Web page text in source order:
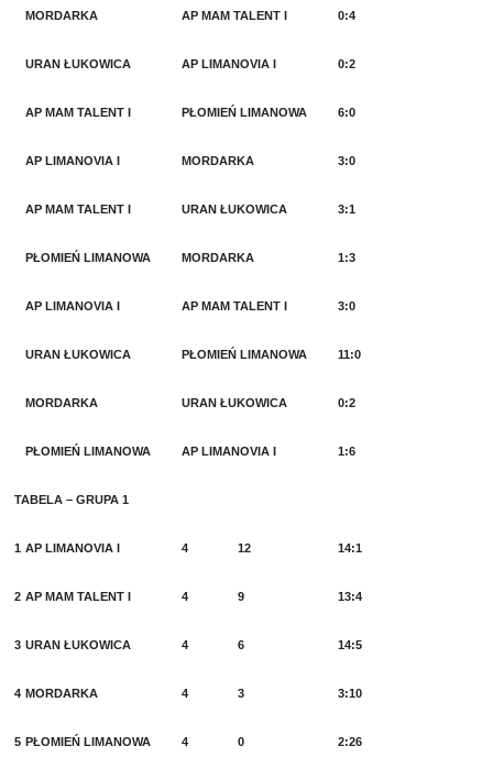
MORDARKA AP MAM TALENT I 0:4
URAN ŁUKOWICA AP LIMANOVIA I 0:2
AP MAM TALENT I PŁOMIEŃ LIMANOWA 6:0
AP LIMANOVIA I MORDARKA 3:0
AP MAM TALENT I URAN ŁUKOWICA 3:1
PŁOMIEŃ LIMANOWA MORDARKA 1:3
AP LIMANOVIA I AP MAM TALENT I 3:0
URAN ŁUKOWICA PŁOMIEŃ LIMANOWA 11:0
MORDARKA URAN ŁUKOWICA 0:2
PŁOMIEŃ LIMANOWA AP LIMANOVIA I 1:6
TABELA – GRUPA 1
1 AP LIMANOVIA I 4 12 14:1
2 AP MAM TALENT I 4 9 13:4
3 URAN ŁUKOWICA 4 6 14:5
4 MORDARKA 4 3 3:10
5 PŁOMIEŃ LIMANOWA 4 0 2:26